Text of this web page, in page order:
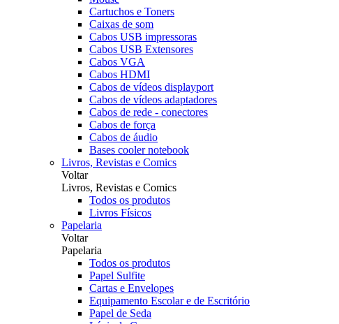
Cartuchos e Toners
Caixas de som
Cabos USB impressoras
Cabos USB Extensores
Cabos VGA
Cabos HDMI
Cabos de vídeos displayport
Cabos de vídeos adaptadores
Cabos de rede - conectores
Cabos de força
Cabos de áudio
Bases cooler notebook
Livros, Revistas e Comics
Voltar
Livros, Revistas e Comics
Todos os produtos
Livros Físicos
Papelaria
Voltar
Papelaria
Todos os produtos
Papel Sulfite
Cartas e Envelopes
Equipamento Escolar e de Escritório
Papel de Seda